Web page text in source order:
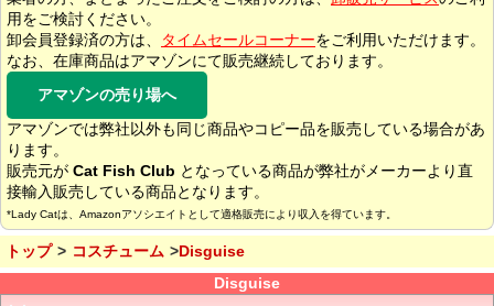
用をご検討ください。
卸会員登録済の方は、
タイムセールコーナーをご利用いただけます。
なお、在庫商品はアマゾンにて販売継続しております。
アマゾンの売り場へ
アマゾンでは弊社以外も同じ商品やコピー品を販売している場合があ
ります。
販売元が Cat Fish Club となっている商品が弊社がメーカーより直
接輸入販売している商品となります。
*Lady Catは、Amazonアソシエイトとして適格販売により収入を得ています。
トップ コスチューム
Disguise
Disguise